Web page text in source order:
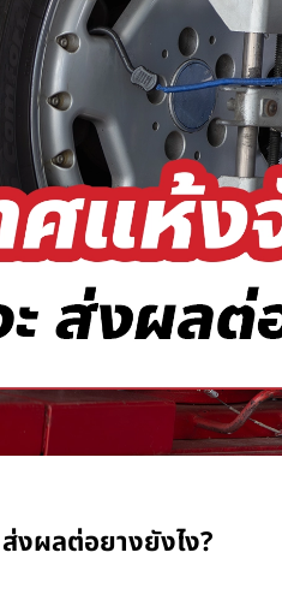
งผลต่อยางยังไง?